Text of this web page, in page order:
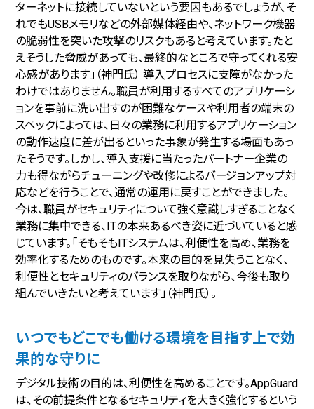
ターネットに接続していないという要因もあるでしょうが、そ
れでもUSBメモリなどの外部媒体経由や、ネットワーク機器
の脆弱性を突いた攻撃のリスクもあると考えています。たと
えそうした脅威があっても、最終的なところで守ってくれる安
心感があります」（神門氏） 導入プロセスに支障がなかった
わけではありません。職員が利用するすべてのアプリケーシ
ョンを事前に洗い出すのが困難なケースや利用者の端末の
スペックによっては、日々の業務に利用するアプリケーション
の動作速度に差が出るといった事象が発生する場面もあっ
たそうです。しかし、導入支援に当たったパートナー企業の
力も得ながらチューニングや改修によるバージョンアップ対
応などを行うことで、通常の運用に戻すことができました。
今は、職員がセキュリティについて強く意識しすぎることなく
業務に集中できる、ITの本来あるべき姿に近づいていると感
じています。「そもそもITシステムは、利便性を高め、業務を
効率化するためのものです。本来の目的を見失うことなく、
利便性とセキュリティのバランスを取りながら、今後も取り
組んでいきたいと考えています」（神門氏）。
いつでもどこでも働ける環境を目指す上で効
果的な守りに
デジタル技術の目的は、利便性を高めることです。AppGuard
は、その前提条件となるセキュリティを大きく強化するという